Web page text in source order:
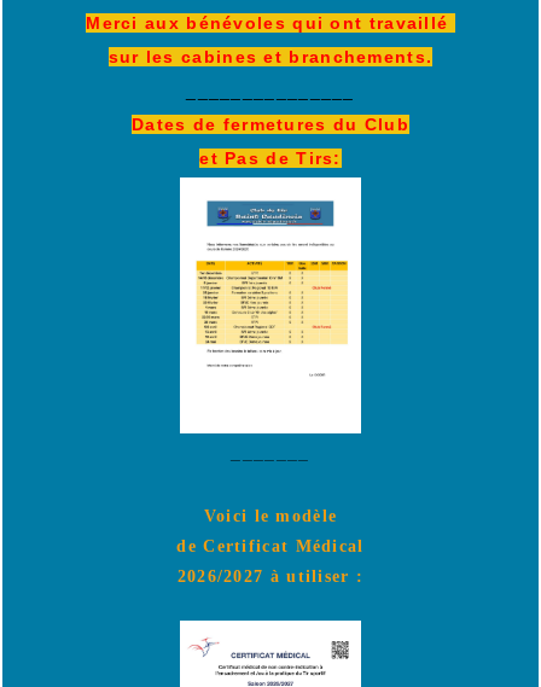
Merci aux bénévoles qui ont travaillé
sur les cabines et branchements.
Dates de fermetures du Club
et Pas de Tirs:
Voici le modèle
de Certificat Médical
2026/2027 à utiliser :